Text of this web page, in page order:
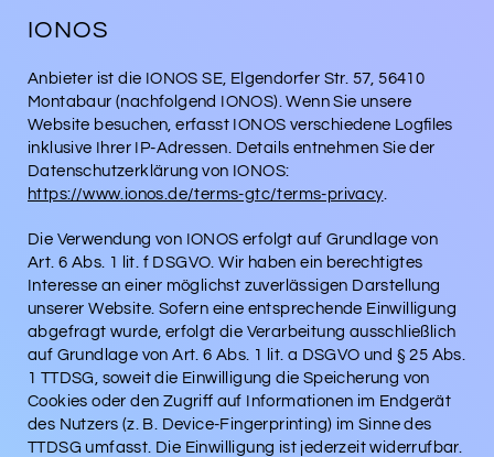
IONOS
Anbieter ist die IONOS SE, Elgendorfer Str. 57, 56410
Montabaur (nachfolgend IONOS). Wenn Sie unsere
Website besuchen, erfasst IONOS verschiedene Logfiles
inklusive Ihrer IP-Adressen. Details entnehmen Sie der
Datenschutzerklärung von IONOS:
https://www.ionos.de/terms-gtc/terms-privacy.
Die Verwendung von IONOS erfolgt auf Grundlage von
Art. 6 Abs. 1 lit. f DSGVO. Wir haben ein berechtigtes
Interesse an einer möglichst zuverlässigen Darstellung
unserer Website. Sofern eine entsprechende Einwilligung
abgefragt wurde, erfolgt die Verarbeitung ausschließlich
auf Grundlage von Art. 6 Abs. 1 lit. a DSGVO und § 25 Abs.
1 TTDSG, soweit die Einwilligung die Speicherung von
Cookies oder den Zugriff auf Informationen im Endgerät
des Nutzers (z. B. Device-Fingerprinting) im Sinne des
TTDSG umfasst. Die Einwilligung ist jederzeit widerrufbar.